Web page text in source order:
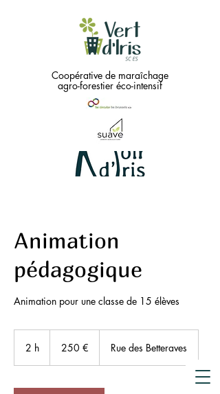
Coopérative de maraîchage
agro-forestier éco-intensif
Black !!
Coopérative
Animation
pédagogique
Animation pour une classe de 15 élèves
2 h 250 € Rue des Betteraves